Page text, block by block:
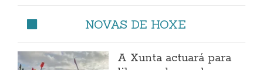
NOVAS DE HOXE
A Xunta actuará para